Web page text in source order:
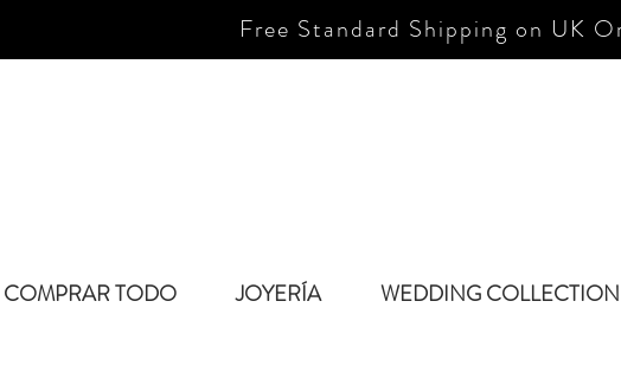
Free Standard Shipping on UK
COMPRAR TODO JOYERÍA WEDDING COLLECTION